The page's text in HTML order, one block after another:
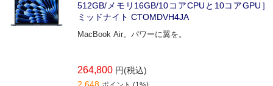
512GB/メモリ16GB/10コアCPUと10コアGPU］
ミッドナイト CTOMDVH4JA
MacBook Air。パワーに翼を。
264,800 円(税込)